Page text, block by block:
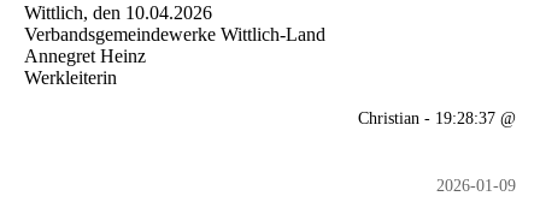
Wittlich, den 10.04.2026
Verbandsgemeindewerke Wittlich-Land
Annegret Heinz
Werkleiterin
Christian - 19:28:37 @
2026-01-09